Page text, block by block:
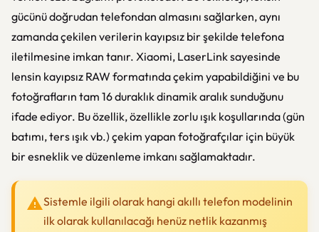
gücünü doğrudan telefondan almasını sağlarken, aynı
zamanda çekilen verilerin kayıpsız bir şekilde telefona
iletilmesine imkan tanır. Xiaomi, LaserLink sayesinde
lensin kayıpsız RAW formatında çekim yapabildiğini ve bu
fotoğrafların tam 16 duraklık dinamik aralık sunduğunu
ifade ediyor. Bu özellik, özellikle zorlu ışık koşullarında (gün
batımı, ters ışık vb.) çekim yapan fotoğrafçılar için büyük
bir esneklik ve düzenleme imkanı sağlamaktadır.
Sistemle ilgili olarak hangi akıllı telefon modelinin
ilk olarak kullanılacağı henüz netlik kazanmış